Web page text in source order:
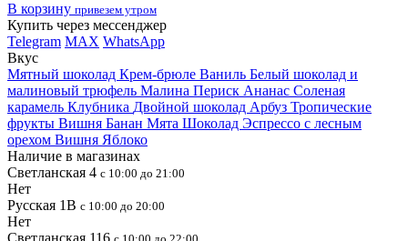
В корзину привезем утром
Купить через мессенджер
Telegram MAX WhatsApp
Вкус
Мятный шоколад Крем-брюле Ваниль Белый шоколад и
малиновый трюфель Малина Периск Ананас Соленая
карамель Клубника Двойной шоколад Арбуз Тропические
фрукты Вишня Банан Мята Шоколад Эспрессо с лесным
орехом Вишня Яблоко
Наличие в магазинах
Светланская 4 с 10:00 до 21:00
Нет
Русская 1В с 10:00 до 20:00
Нет
Светланская 116